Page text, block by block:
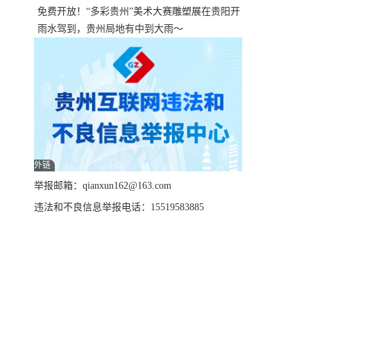
资工作实施细则
免费开放！“多彩贵州”美术大赛雕塑展在贵阳开
展，持续至1月19日
雨水驾到，贵州局地有中到大雨～
外链
举报邮箱：qianxun162@163.com
违法和不良信息举报电话：15519583885